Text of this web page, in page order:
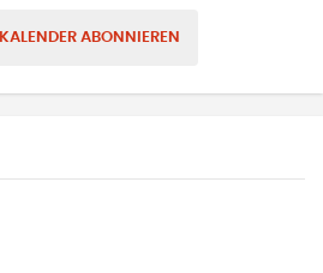
KALENDER ABONNIEREN